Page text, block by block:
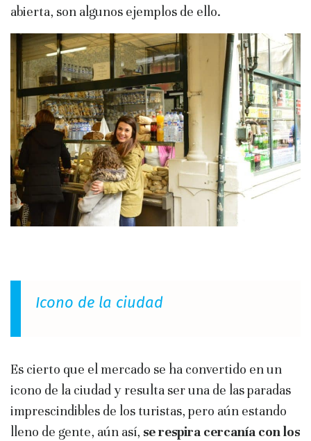
abierta, son algunos ejemplos de ello.
Icono de la ciudad
Es cierto que el mercado se ha convertido en un
icono de la ciudad y resulta ser una de las paradas
imprescindibles de los turistas, pero aún estando
lleno de gente, aún así, se respira cercanía con los